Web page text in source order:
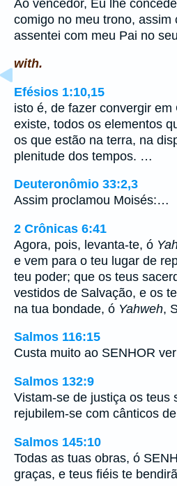
Ao vencedor, Eu lhe
comigo no meu trono, assim
assentei com meu Pai no
with.
Efésios 1:10,15
isto é, de fazer convergir
existe, todos os elementos
os que estão na terra, na
plenitude dos tempos. …
Deuteronômio 33:2,3
Assim proclamou Moisés:…
2 Crônicas 6:41
Agora, pois, levanta-te, ó
e vem para o teu lugar de
teu poder; que os teus
vestidos de Salvação, e os
na tua bondade, ó Yahweh,
Salmos 116:15
Custa muito ao SENHOR
Salmos 132:9
Vistam-se de justiça os teus
rejubilem-se com cânticos
Salmos 145:10
Todas as tuas obras, ó
graças, e teus fiéis te